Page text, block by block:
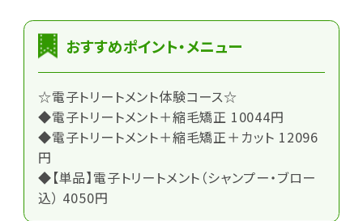
おすすめポイント・メニュー
☆電子トリートメント体験コース☆
◆電子トリートメント＋縮毛矯正 10044円
◆電子トリートメント＋縮毛矯正＋カット 12096
円
◆【単品】電子トリートメント（シャンプー・ブロー
込） 4050円